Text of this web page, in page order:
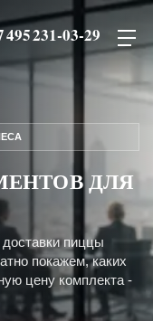
495 231-03-29
ДЛЯ
пиццы
покажем, каких
цену комплекта -